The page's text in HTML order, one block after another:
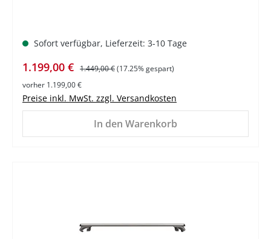
Sofort verfügbar, Lieferzeit: 3-10 Tage
Verkaufspreis:
1.199,00 € Regulärer Preis:
1.449,00 €(17.25% gespart)
vorher 1.199,00 €
Preise inkl. MwSt. zzgl. Versandkosten
In den Warenkorb